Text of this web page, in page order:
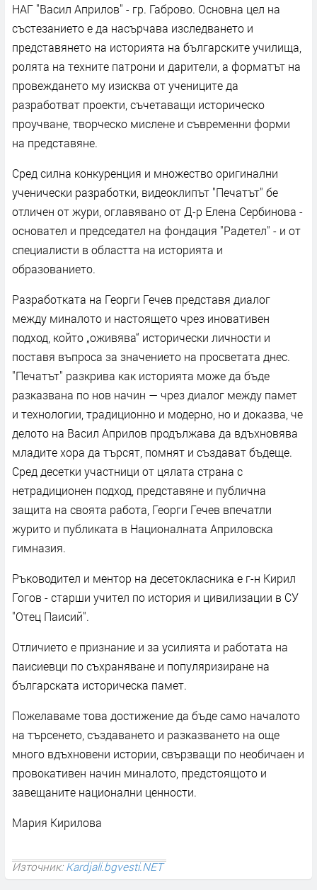
НАГ "Васил Априлов" - гр. Габрово. Основна цел на
състезанието е да насърчава изследването и
представянето на историята на българските училища,
ролята на техните патрони и дарители, а форматът на
провеждането му изисква от учениците да
разработват проекти, съчетаващи историческо
проучване, творческо мислене и съвременни форми
на представяне.
Сред силна конкуренция и множество оригинални
ученически разработки, видеоклипът "Печатът" бе
отличен от жури, оглавявано от Д-р Елена Сербинова -
основател и председател на фондация "Радетел" - и от
специалисти в областта на историята и
образованието.
Разработката на Георги Гечев представя диалог
между миналото и настоящето чрез иновативен
подход, който „оживява“ исторически личности и
поставя въпроса за значението на просветата днес.
"Печатът" разкрива как историята може да бъде
разказвана по нов начин — чрез диалог между памет
и технологии, традиционно и модерно, но и доказва, че
делото на Васил Априлов продължава да вдъхновява
младите хора да търсят, помнят и създават бъдеще.
Сред десетки участници от цялата страна с
нетрадиционен подход, представяне и публична
защита на своята работа, Георги Гечев впечатли
журито и публиката в Националната Априловска
гимназия.
Ръководител и ментор на десетокласника е г-н Кирил
Гогов - старши учител по история и цивилизации в СУ
"Отец Паисий".
Отличието е признание и за усилията и работата на
паисиевци по съхраняване и популяризиране на
българската историческа памет.
Пожелаваме това достижение да бъде само началото
на търсенето, създаването и разказването на още
много вдъхновени истории, свързващи по необичаен и
провокативен начин миналото, предстоящото и
завещаните национални ценности.
Мария Кирилова
Източник:Kardjali.bgvesti.NET